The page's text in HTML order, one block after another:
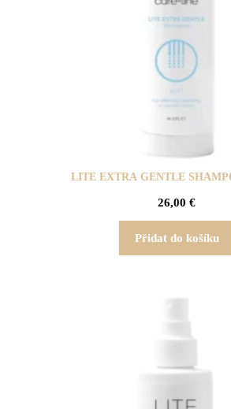
LITE EXTRA GENTLE
26,00 €
Přidat do košíku